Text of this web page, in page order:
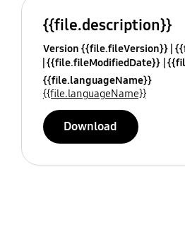
{{file.description}}
Version {{file.fileVersion}}
{{file.fileModifiedDate}}
{{file.languageName}}
{{file.languageName}}
Download